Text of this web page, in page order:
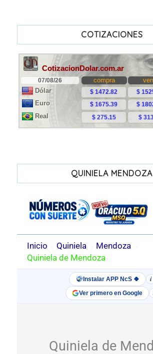
COTIZACIONES
QUINIELA MENDOZA